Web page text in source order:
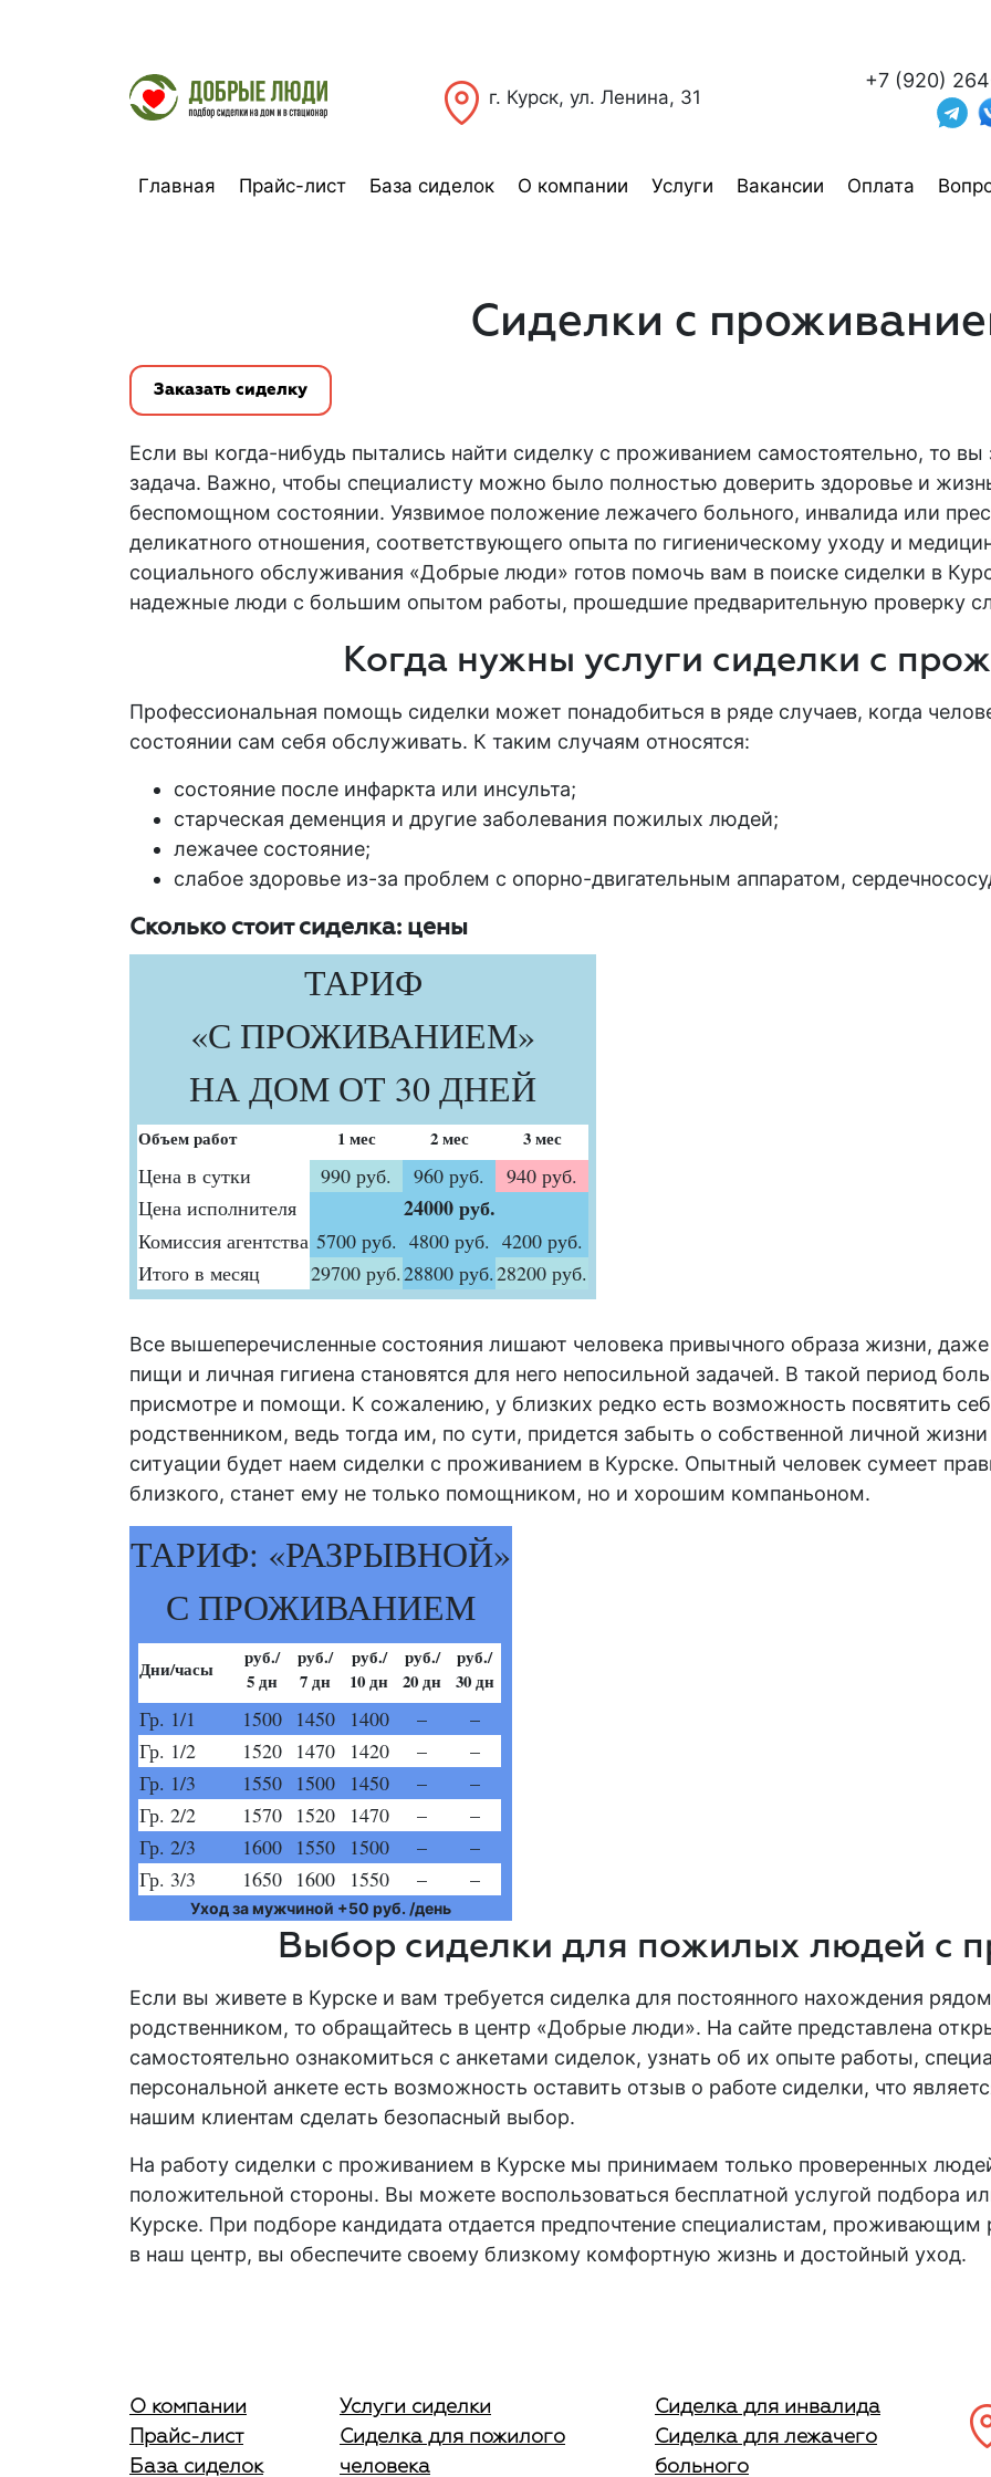
г. Курск, ул. Ленина, 31
+7 (920)
Главная Прайс-лист База сиделок О компании Услуги Вакансии Оплата
Сиделки с
Заказать сиделку
Если вы когда-нибудь пытались найти сиделку с проживанием самостоятельно, то вы
задача. Важно, чтобы специалисту можно было полностью доверить здоровье и
беспомощном состоянии. Уязвимое положение лежачего больного, инвалида или
деликатного отношения, соответствующего опыта по гигиеническому уходу и
социального обслуживания «Добрые люди» готов помочь вам в поиске сиделки в
надежные люди с большим опытом работы, прошедшие предварительную проверку
Когда нужны услуги сиделки с
Профессиональная помощь сиделки может понадобиться в ряде случаев, когда
состоянии сам себя обслуживать. К таким случаям относятся:
состояние после инфаркта или инсульта;
старческая деменция и другие заболевания пожилых людей;
лежачее состояние;
слабое здоровье из-за проблем с опорно-двигательным аппаратом,
Сколько стоит сиделка: цены
ТАРИФ
«С ПРОЖИВАНИЕМ»
НА ДОМ ОТ 30 ДНЕЙ
Объем работ 1 мес 2 мес 3 мес
Цена в сутки 990 руб. 960 руб.
940 руб.
Цена исполнителя
24000 руб.
Комиссия агентства 5700 руб. 4800 руб. 4200 руб.
Итого в месяц
29700 руб.28800 руб.28200 руб.
Все вышеперечисленные состояния лишают человека привычного образа жизни,
пищи и личная гигиена становятся для него непосильной задачей. В такой период
присмотре и помощи. К сожалению, у близких редко есть возможность посвятить
родственником, ведь тогда им, по сути, придется забыть о собственной личной
ситуации будет наем сиделки с проживанием в Курске. Опытный человек сумеет
близкого, станет ему не только помощником, но и хорошим компаньоном.
ТАРИФ: «РАЗРЫВНОЙ»
С ПРОЖИВАНИЕМ
Дни/часы
руб./
5 дн
руб./
7 дн
руб./
10 дн
руб./
20 дн
руб./
30 дн
Гр. 1/1 1500 1450 1400 –
–
Гр. 1/2
1520 1470 1420 –
–
Гр. 1/3
1550 1500 1450 –
–
Гр. 2/2
1570 1520 1470 –
–
Гр. 2/3
1600 1550 1500 –
–
Гр. 3/3
1650 1600 1550 – –
Уход за мужчиной +50 руб. /день
Выбор сиделки для пожилых людей с
Если вы живете в Курске и вам требуется сиделка для постоянного нахождения
родственником, то обращайтесь в центр «Добрые люди». На сайте представлена
самостоятельно ознакомиться с анкетами сиделок, узнать об их опыте работы,
персональной анкете есть возможность оставить отзыв о работе сиделки, что
нашим клиентам сделать безопасный выбор.
На работу сиделки с проживанием в Курске мы принимаем только проверенных
положительной стороны. Вы можете воспользоваться бесплатной услугой подбора
Курске. При подборе кандидата отдается предпочтение специалистам,
в наш центр, вы обеспечите своему близкому комфортную жизнь и достойный уход.
О компании
Прайс-лист
База сиделок
Услуги сиделки
Сиделка для пожилого
человека
Сиделка для инвалида
Сиделка для лежачего
больного